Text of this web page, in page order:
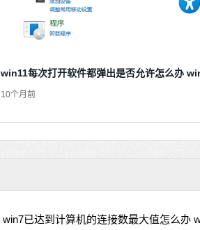
win11每次打开软件都弹出是否允许怎么办
10个月前
win7已达到计算机的连接数最大值怎么办